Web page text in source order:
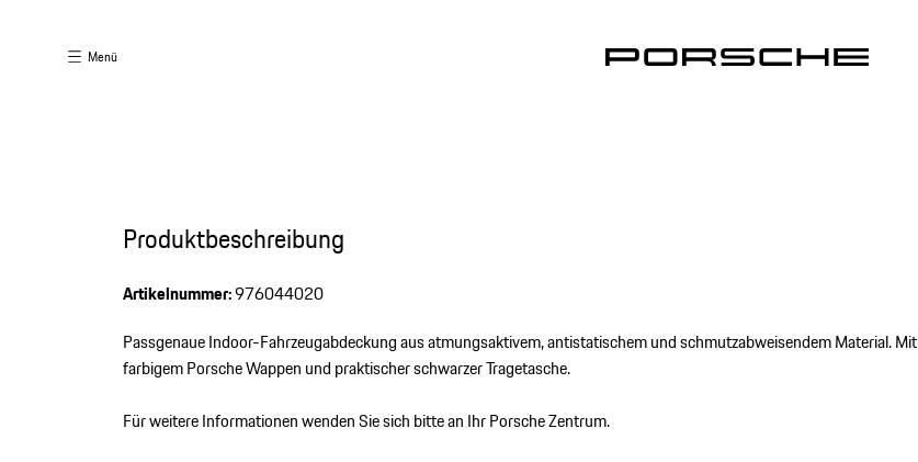
Menü
Produktbeschreibung
Artikelnummer:976044020
Passgenaue Indoor-Fahrzeugabdeckung aus atmungsaktivem, antistatischem und schmutzabweisendem Material. Mit
farbigem Porsche Wappen und praktischer schwarzer Tragetasche.
Für weitere Informationen wenden Sie sich bitte an Ihr Porsche Zentrum.